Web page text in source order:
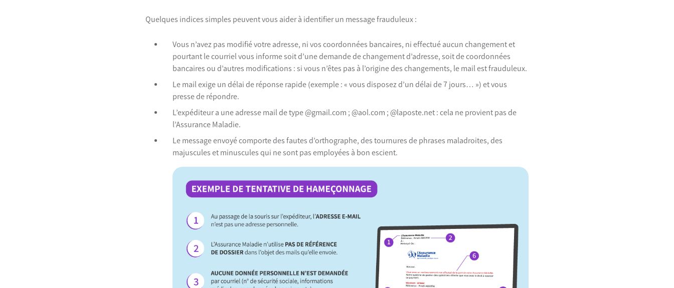
Quelques indices simples peuvent vous aider à identifier un message frauduleux :
Vous n’avez pas modifié votre adresse, ni vos coordonnées bancaires, ni effectué aucun changement et
pourtant le courriel vous informe soit d’une demande de changement d’adresse, soit de coordonnées
bancaires ou d’autres modifications : si vous n’êtes pas à l’origine des changements, le mail est frauduleux.
Le mail exige un délai de réponse rapide (exemple : « vous disposez d’un délai de 7 jours… ») et vous
presse de répondre.
L’expéditeur a une adresse mail de type @gmail.com ; @aol.com ; @laposte.net : cela ne provient pas de
l’Assurance Maladie.
Le message envoyé comporte des fautes d’orthographe, des tournures de phrases maladroites, des
majuscules et minuscules qui ne sont pas employées à bon escient.